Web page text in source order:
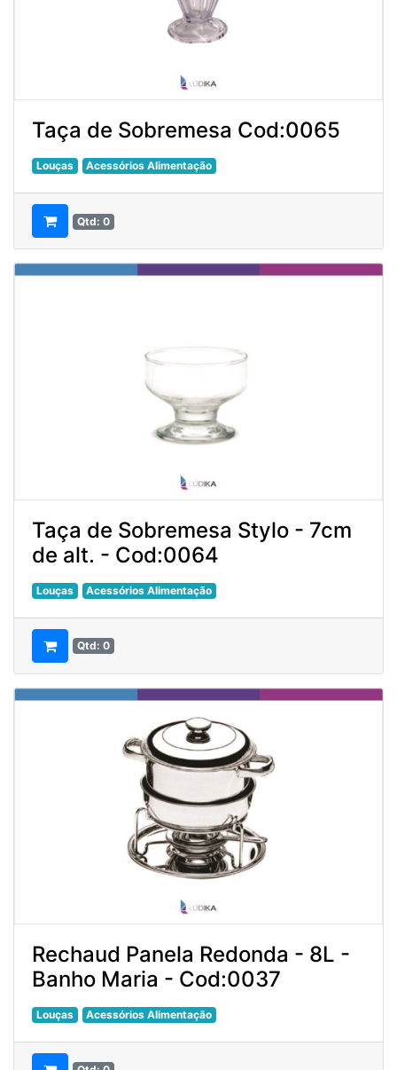
Taça de Sobremesa Cod:0065
Louças Acessórios Alimentação
Qtd: 0
Taça de Sobremesa Stylo - 7cm
de alt. - Cod:0064
Louças Acessórios Alimentação
Qtd: 0
Rechaud Panela Redonda - 8L -
Banho Maria - Cod:0037
Louças Acessórios Alimentação